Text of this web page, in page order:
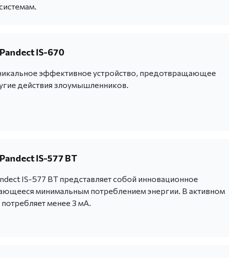
IS-670
эффективное устройство, предотвращающее
действия злоумышленников.
IS-577 BT
IS-577 BT представляет собой инновационное
минимальным потреблением энергии. В активном
менее 3 мА.